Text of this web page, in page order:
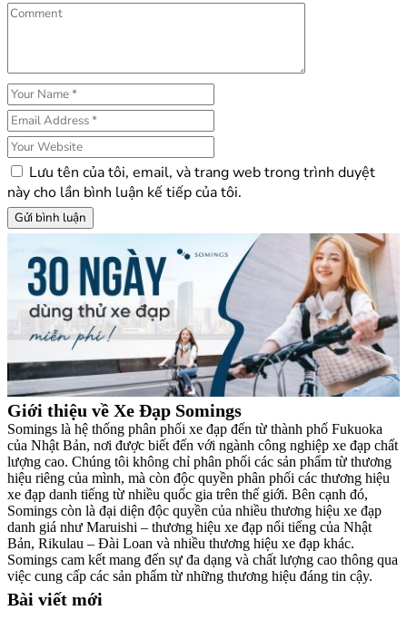
Lưu tên của tôi, email, và trang web trong trình duyệt
này cho lần bình luận kế tiếp của tôi.
Giới thiệu về Xe Đạp Somings
Somings là hệ thống phân phối xe đạp đến từ thành phố Fukuoka
của Nhật Bản, nơi được biết đến với ngành công nghiệp xe đạp chất
lượng cao. Chúng tôi không chỉ phân phối các sản phẩm từ thương
hiệu riêng của mình, mà còn độc quyền phân phối các thương hiệu
xe đạp danh tiếng từ nhiều quốc gia trên thế giới. Bên cạnh đó,
Somings còn là đại diện độc quyền của nhiều thương hiệu xe đạp
danh giá như Maruishi – thương hiệu xe đạp nổi tiếng của Nhật
Bản, Rikulau – Đài Loan và nhiều thương hiệu xe đạp khác.
Somings cam kết mang đến sự đa dạng và chất lượng cao thông qua
việc cung cấp các sản phẩm từ những thương hiệu đáng tin cậy.
Bài viết mới